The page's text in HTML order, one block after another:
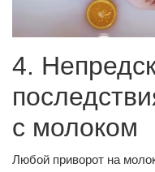
4.
с молоком
Любой приворот на